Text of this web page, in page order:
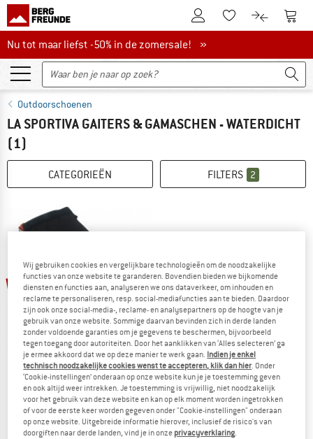
De klantenaccount
Naar deNaar de
Nu tot maar liefst -50% in de zomersale!
Nu tot maar liefst -50% in de zomersale! »
Outdoorschoenen
LA SPORTIVA GAITERS & GAMASCHEN - WATERDICHT
(1)
CATEGORIEËN FILTERS 2
-20%
LA SPORTIVA
Winter Running Gaiter
Gamaschen
€ 44,95€ 35,96
Wij gebruiken cookies en vergelijkbare technologieën om de noodzakelijke
functies van onze website te garanderen. Bovendien bieden we bijkomende
diensten en functies aan, analyseren we ons dataverkeer, om inhouden en
reclame te personaliseren, resp. social-mediafuncties aan te bieden. Daardoor
zijn ook onze social-media-, reclame- en analysepartners op de hoogte van je
gebruik van onze website. Sommige daarvan bevinden zich in derde landen
zonder voldoende garanties om je gegevens te beschermen, bijvoorbeeld
tegen toegang door autoriteiten. Door het aanklikken van ‘Alles selecteren’ ga
je ermee akkoord dat we op deze manier te werk gaan. Indien je enkel
technisch noodzakelijke cookies wenst te accepteren, klik dan hier . Onder
‘Cookie-instellingen’ onderaan op onze website kun je je toestemming geven
en ook altijd weer intrekken. Je toestemming is vrijwillig, niet noodzakelijk
voor het gebruik van deze website en kan op elk moment worden ingetrokken
of voor de eerste keer worden gegeven onder "Cookie-instellingen" onderaan
op onze website. Uitgebreide informatie hierover, inclusief de risico's van
doorgiften naar derde landen, vind je in onze privacyverklaring